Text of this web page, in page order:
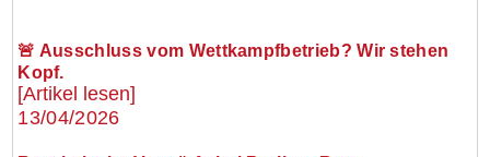
🚨 Ausschluss vom Wettkampfbetrieb? Wir stehen
Kopf.
[Artikel lesen]
13/04/2026